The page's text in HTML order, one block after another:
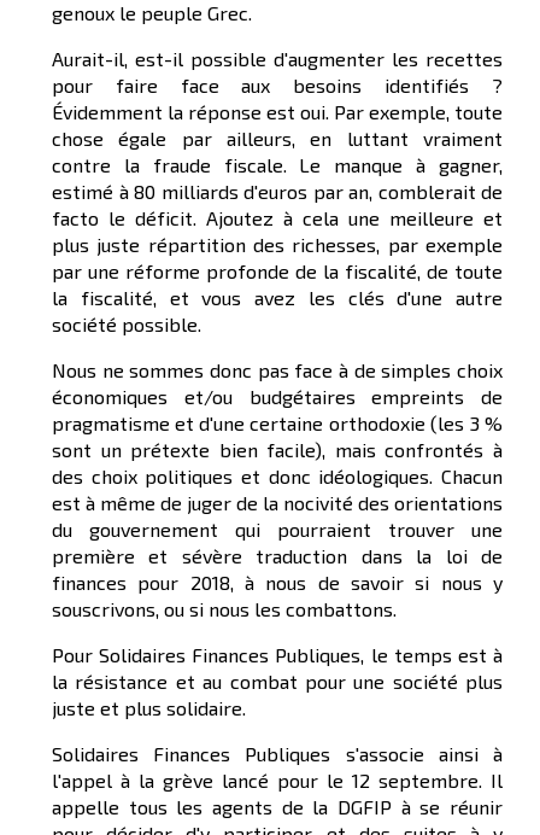
genoux le peuple Grec.
Aurait-il, est-il possible d'augmenter les recettes
pour faire face aux besoins identifiés ?
Évidemment la réponse est oui. Par exemple, toute
chose égale par ailleurs, en luttant vraiment
contre la fraude fiscale. Le manque à gagner,
estimé à 80 milliards d'euros par an, comblerait de
facto le déficit. Ajoutez à cela une meilleure et
plus juste répartition des richesses, par exemple
par une réforme profonde de la fiscalité, de toute
la fiscalité, et vous avez les clés d'une autre
société possible.
Nous ne sommes donc pas face à de simples choix
économiques et/ou budgétaires empreints de
pragmatisme et d'une certaine orthodoxie (les 3 %
sont un prétexte bien facile), mais confrontés à
des choix politiques et donc idéologiques. Chacun
est à même de juger de la nocivité des orientations
du gouvernement qui pourraient trouver une
première et sévère traduction dans la loi de
finances pour 2018, à nous de savoir si nous y
souscrivons, ou si nous les combattons.
Pour Solidaires Finances Publiques, le temps est à
la résistance et au combat pour une société plus
juste et plus solidaire.
Solidaires Finances Publiques s'associe ainsi à
l'appel à la grève lancé pour le 12 septembre. Il
appelle tous les agents de la DGFIP à se réunir